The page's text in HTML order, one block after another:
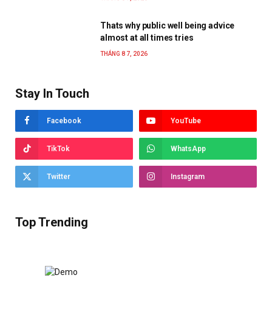
Thats why public well being advice
almost at all times tries
THÁNG 8 7, 2026
Stay In Touch
Facebook YouTube
TikTok WhatsApp
Twitter Instagram
Top Trending